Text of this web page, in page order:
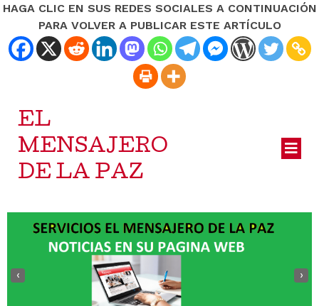
HAGA CLIC EN SUS REDES SOCIALES A CONTINUACIÓN
PARA VOLVER A PUBLICAR ESTE ARTÍCULO
EL
MENSAJERO
DE LA PAZ
‹ ›